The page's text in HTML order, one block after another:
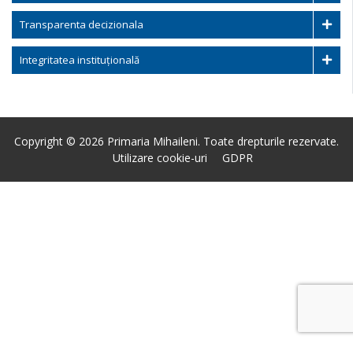
Transparenta decizionala
Integritatea instituțională
Copyright © 2026 Primaria Mihaileni. Toate drepturile rezervate.
Utilizare cookie-uri
GDPR